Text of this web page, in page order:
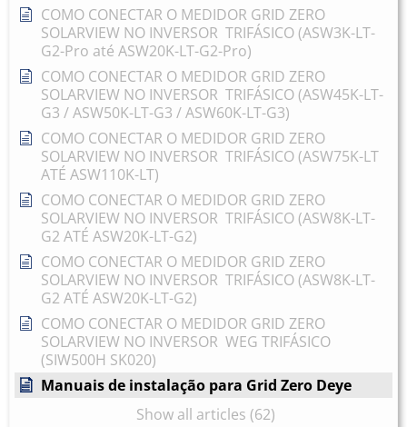
COMO CONECTAR O MEDIDOR GRID ZERO
SOLARVIEW NO INVERSOR TRIFÁSICO (ASW3K-LT-
G2-Pro até ASW20K-LT-G2-Pro)
COMO CONECTAR O MEDIDOR GRID ZERO
SOLARVIEW NO INVERSOR TRIFÁSICO (ASW45K-LT-
G3 / ASW50K-LT-G3 / ASW60K-LT-G3)
COMO CONECTAR O MEDIDOR GRID ZERO
SOLARVIEW NO INVERSOR TRIFÁSICO (ASW75K-LT
ATÉ ASW110K-LT)
COMO CONECTAR O MEDIDOR GRID ZERO
SOLARVIEW NO INVERSOR TRIFÁSICO (ASW8K-LT-
G2 ATÉ ASW20K-LT-G2)
COMO CONECTAR O MEDIDOR GRID ZERO
SOLARVIEW NO INVERSOR TRIFÁSICO (ASW8K-LT-
G2 ATÉ ASW20K-LT-G2)
COMO CONECTAR O MEDIDOR GRID ZERO
SOLARVIEW NO INVERSOR WEG TRIFÁSICO
(SIW500H SK020)
Manuais de instalação para Grid Zero Deye
Show all articles (62)